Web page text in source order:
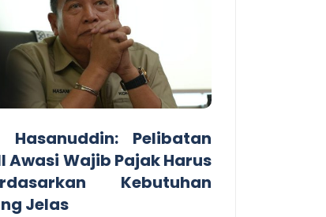
Hasanuddin: Pelibatan
Awasi Wajib Pajak Harus
Kebutuhan
Jelas